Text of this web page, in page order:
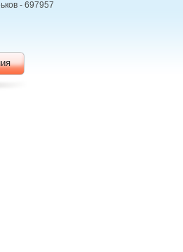
- 697957